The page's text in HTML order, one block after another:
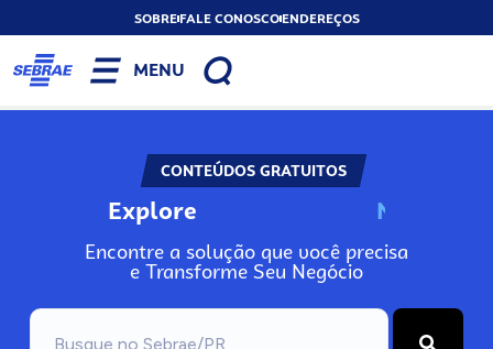
SOBREFALE CONOSCOENDEREÇOS
MENU
CONTEÚDOS GRATUITOS
Explore N
Encontre a solução que você precisa
e Transforme Seu Negócio